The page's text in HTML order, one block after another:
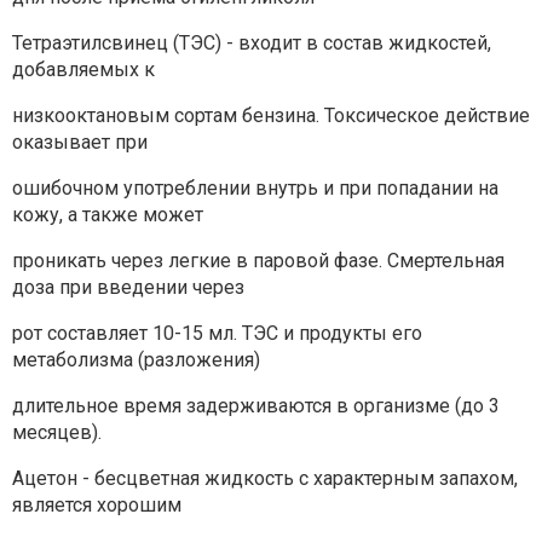
Тетраэтилсвинец (ТЭС) - входит в состав жидкостей,
добавляемых к
низкооктановым сортам бензина. Токсическое действие
оказывает при
ошибочном употреблении внутрь и при попадании на
кожу, а также может
проникать через легкие в паровой фазе. Смертельная
доза при введении через
рот составляет 10-15 мл. ТЭС и продукты его
метаболизма (разложения)
длительное время задерживаются в организме (до 3
месяцев).
Ацетон - бесцветная жидкость с характерным запахом,
является хорошим